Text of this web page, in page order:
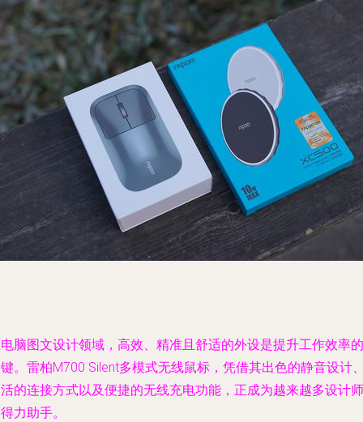
脑图文设计领域，高效、精准且舒适的外设是提升工作效率的
。雷柏M700 Silent多模式无线鼠标，凭借其出色的静音设计
的连接方式以及便捷的无线充电功能，正成为越来越多设计师
力助手。